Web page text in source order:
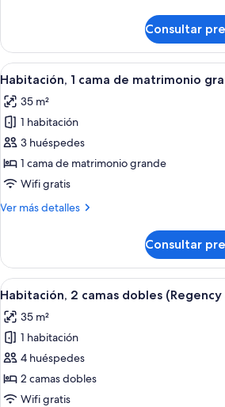
ducha
adaptada
(Accessible)
1
cama
de
grande,
ducha
adaptada
(Accessible)
Consultar
Abrir
todas
las
fotos
de
Habitación,
1
de
(Regency
Club)
5
Habitación, 1 cama de matrimonio
35 m²
1 habitación
3 huéspedes
1 cama de matrimonio grande
Wifi gratis
Ver más detalles
Más
1
cama
de
grande
(Regency
Club)
Consultar
Abrir
todas
las
fotos
de
Habitación,
2
5
Habitación, 2 camas dobles (Regency
35 m²
1 habitación
4 huéspedes
2 camas dobles
Wifi gratis